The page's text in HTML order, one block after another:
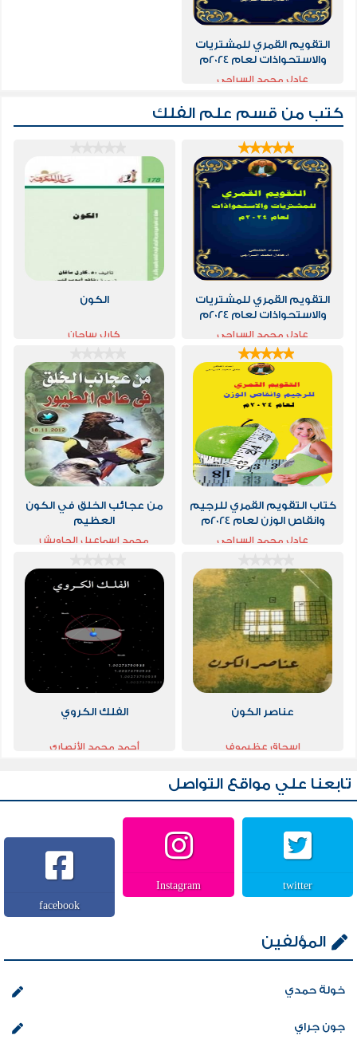
التقويم القمري للمشتريات
والاستحواذات لعام 2024م
عادل محمد السراجي
كتب من قسم علم الفلك
التقويم القمري للمشتريات
والاستحواذات لعام 2024م
عادل محمد السراجي
الكون
كارل ساجان
كتاب التقويم القمري للرجيم
وانقاص الوزن لعام 2024م
عادل محمد السراجي
من عجائب الخلق في الكون
العظيم
محمد إسماعيل الجاويش
عناصر الكون
إسحاق عظيموف
الفلك الكروي
أحمد محمد الأنصاري
تابعنا علي مواقع التواصل
twitter
Instagram
facebook
المؤلفين
خولة حمدي
جون جراي